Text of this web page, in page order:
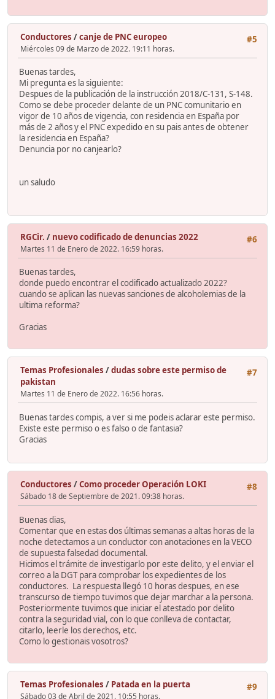
#5
Conductores /canje de PNC europeo
Miércoles 09 de Marzo de 2022. 19:11 horas.
Buenas tardes,
Mi pregunta es la siguiente:
Despues de la publicación de la instrucción 2018/C-131, S-148.
Como se debe proceder delante de un PNC comunitario en
vigor de 10 años de vigencia, con residencia en España por
más de 2 años y el PNC expedido en su pais antes de obtener
la residencia en España?
Denuncia por no canjearlo?
un saludo
#6
RGCir. / nuevo codificado de denuncias 2022
Martes 11 de Enero de 2022. 16:59 horas.
Buenas tardes,
donde puedo encontrar el codificado actualizado 2022?
cuando se aplican las nuevas sanciones de alcoholemias de la
ultima reforma?
Gracias
#7
Temas Profesionales /dudas sobre este permiso de
pakistan
Martes 11 de Enero de 2022. 16:56 horas.
Buenas tardes compis, a ver si me podeis aclarar este permiso.
Existe este permiso o es falso o de fantasia?
Gracias
#8
Conductores /Como proceder Operación LOKI
Sábado 18 de Septiembre de 2021. 09:38 horas.
Buenas dias,
Comentar que en estas dos últimas semanas a altas horas de la
noche detectamos a un conductor con anotaciones en la VECO
de supuesta falsedad documental.
Hicimos el trámite de investigarlo por este delito, y el enviar el
correo a la DGT para comprobar los expedientes de los
conductores. La respuesta llegó 10 horas despues, en ese
transcurso de tiempo tuvimos que dejar marchar a la persona.
Posteriormente tuvimos que iniciar el atestado por delito
contra la seguridad vial, con lo que conlleva de contactar,
citarlo, leerle los derechos, etc.
Como lo gestionais vosotros?
#9
Temas Profesionales / Patada en la puerta
Sábado 03 de Abril de 2021. 10:55 horas.